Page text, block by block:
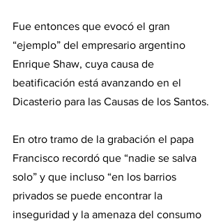
Fue entonces que evocó el gran
“ejemplo” del empresario argentino
Enrique Shaw, cuya causa de
beatificación está avanzando en el
Dicasterio para las Causas de los Santos.
En otro tramo de la grabación el papa
Francisco recordó que “nadie se salva
solo” y que incluso “en los barrios
privados se puede encontrar la
inseguridad y la amenaza del consumo